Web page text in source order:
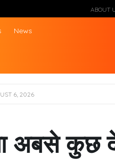
ABOUT
News
6, 2026
अबसे कुछ